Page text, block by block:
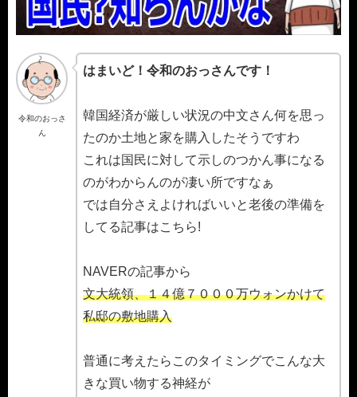
令和のおっさ
ん
はまいど！令和のおっさんです！
韓国経済が厳しい状況の中文さん何を思っ
たのか土地と家を購入したそうですわ
これは国民に対して示しのつかん事になる
のがわからんのが凄い所ですなぁ
では自分さえよければいいと老後の準備を
してる記事はこちら!
NAVERの記事から
文大統領、１４億７０００万ウォンかけて
私邸の敷地購入
普通に考えたらこのタイミングでこんな大
きな買い物する神経が